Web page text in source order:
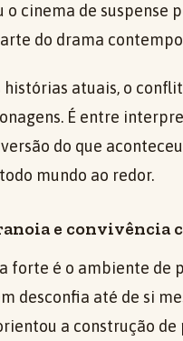
o cinema de suspense
do drama
histórias atuais, o
É entre
do que
mundo ao redor.
e convivência
forte é o ambiente de
desconfia até de si
a construção de